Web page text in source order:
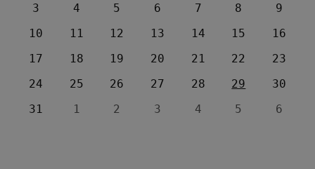
3
4 5 6 7 8
9
10
11 12 13 14 15
16
17
18 19 20 21 22
23
24
25 26 27 28 29
30
31
1 2 3 4 5 6